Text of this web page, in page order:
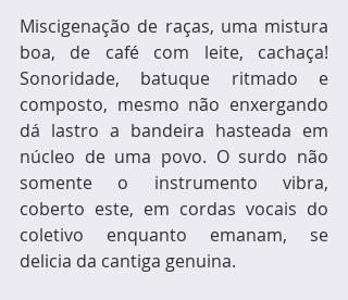
Miscigenação de raças, uma mistura
boa, de café com leite, cachaça!
Sonoridade, batuque ritmado e
composto, mesmo não enxergando
dá lastro a bandeira hasteada em
núcleo de uma povo. O surdo não
somente o instrumento vibra,
coberto este, em cordas vocais do
coletivo enquanto emanam, se
delicia da cantiga genuina.